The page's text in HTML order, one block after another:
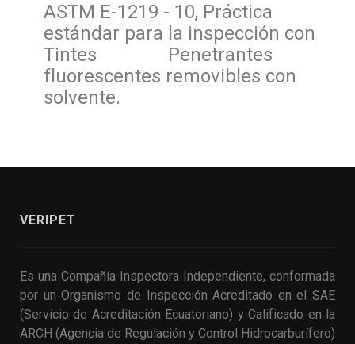
ASTM E-1219 - 10, Práctica
estándar para la inspección con
Tintes Penetrantes
fluorescentes removibles con
solvente.
VERIPET
Es una Compañía Inspectora Independiente, conformada
por un Organismo de Inspección Acreditado en el SAE
(Servicio de Acreditación Ecuatoriano) y Calificado en la
ARCH (Agencia de Regulación y Control Hidrocarburífero)